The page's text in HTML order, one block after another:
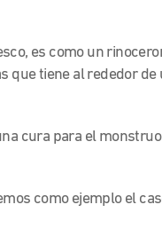
es como un
que tiene al rededor de
cura para el
como ejemplo el